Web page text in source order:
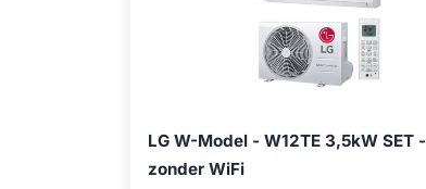
LG W-Model - W12TE 3,5kW SET -
zonder WiFi